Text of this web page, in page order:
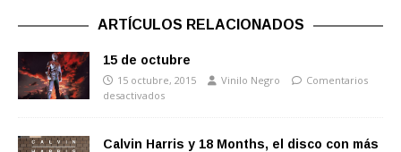
ARTÍCULOS RELACIONADOS
15 de octubre
15 octubre, 2015 Vinilo Negro
Comentarios
desactivados
Calvin Harris y 18 Months, el disco con más